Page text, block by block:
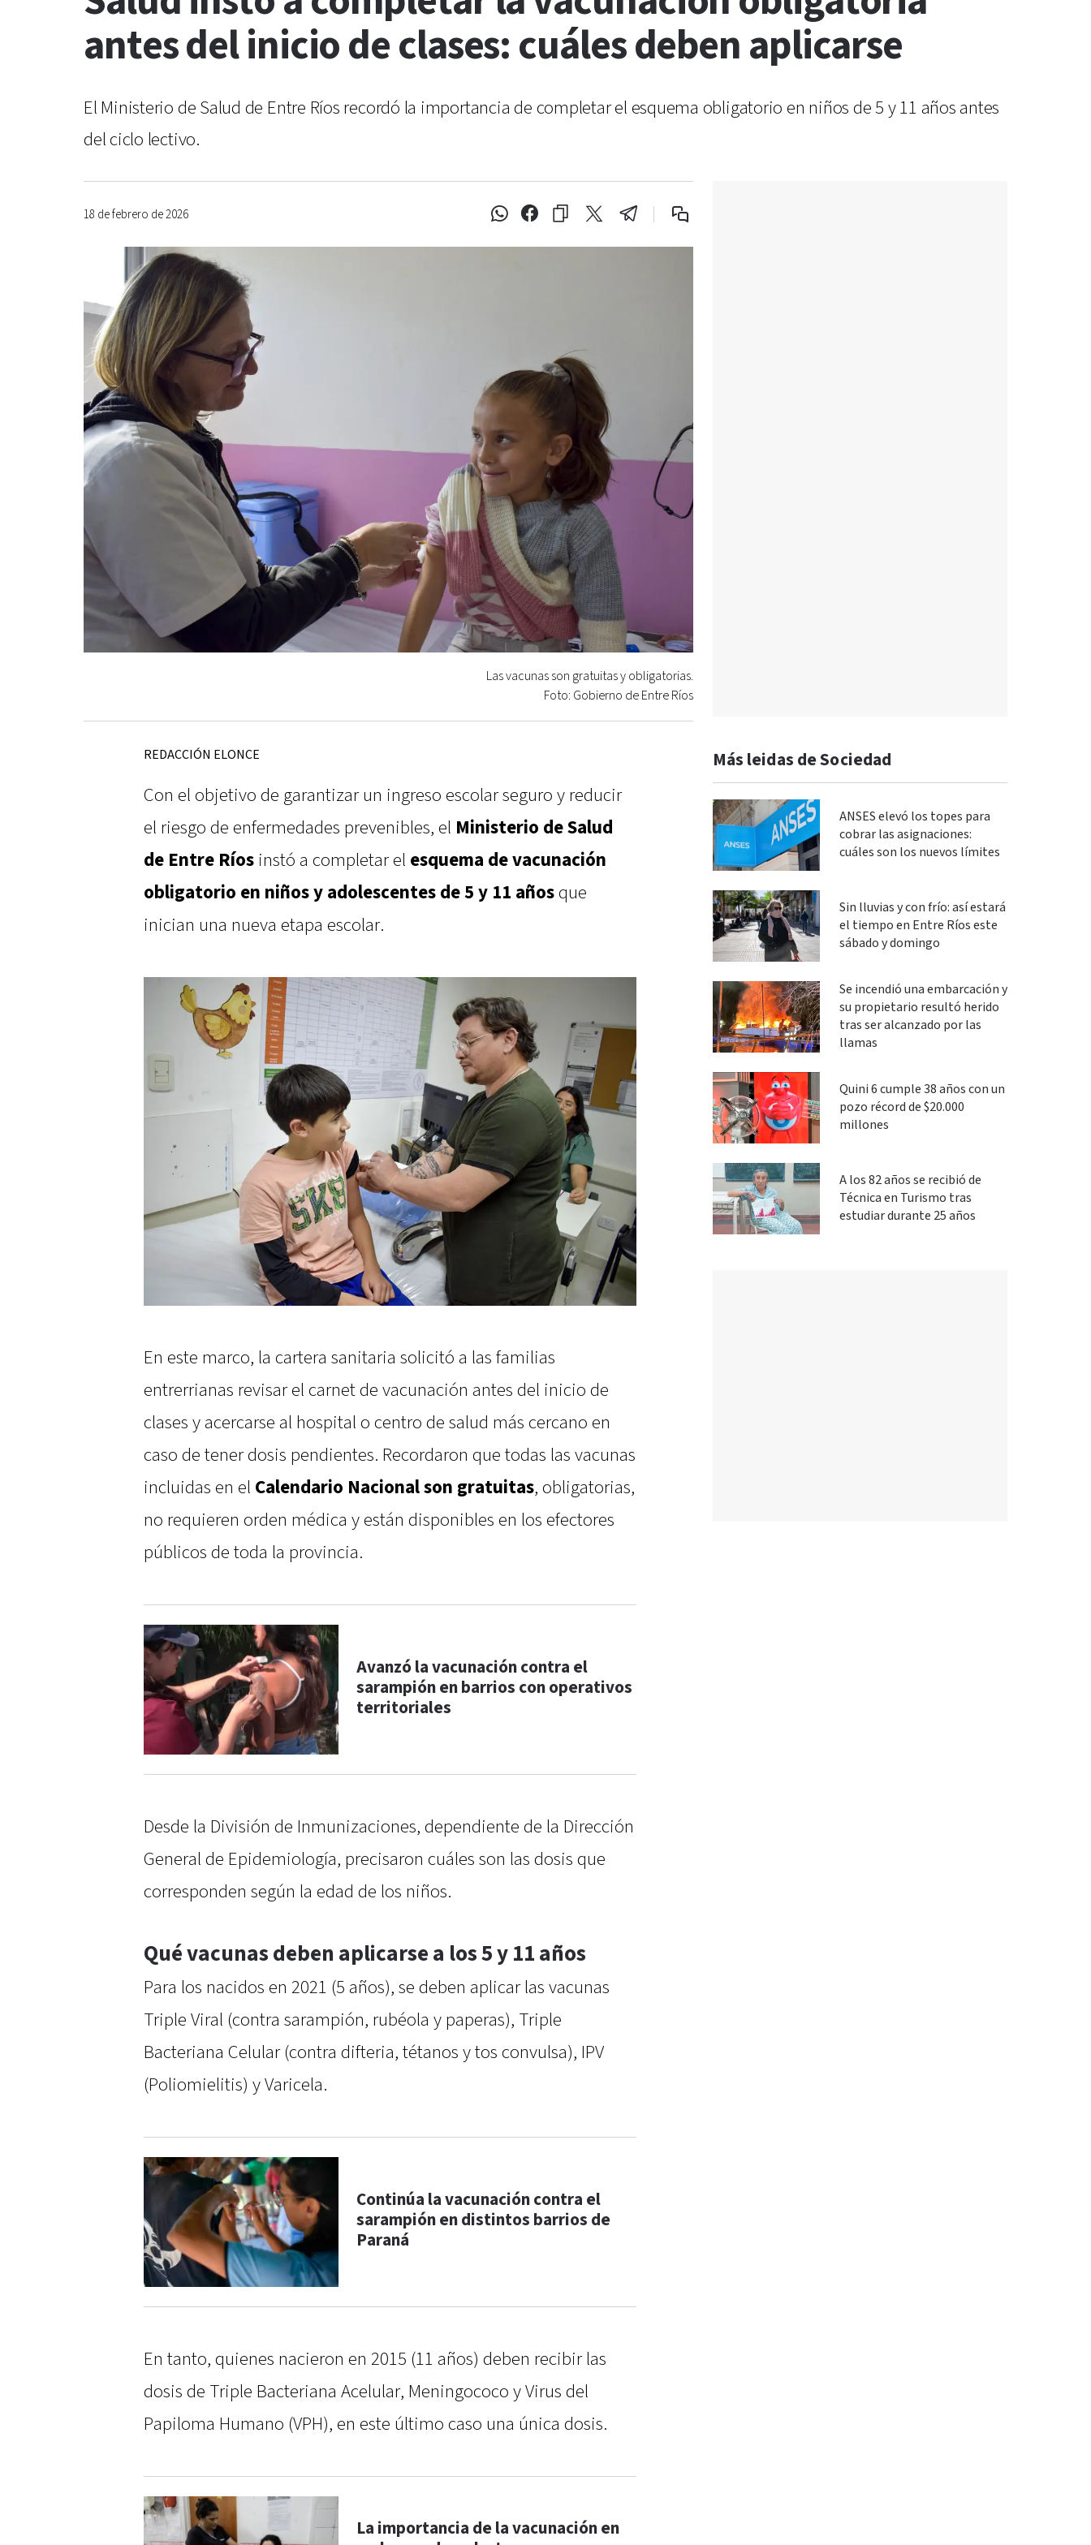
antes del inicio de clases: cuáles deben aplicarse
El Ministerio de Salud de Entre Ríos recordó la importancia de completar el esquema obligatorio en niños de 5 y 11 años antes
del ciclo lectivo.
18 de febrero de 2026
Las vacunas son gratuitas y obligatorias.
Foto: Gobierno de Entre Ríos
REDACCIÓN ELONCE
Con el objetivo de garantizar un ingreso escolar seguro y reducir
el riesgo de enfermedades prevenibles, el Ministerio de Salud
de Entre Ríos instó a completar el esquema de vacunación
obligatorio en niños y adolescentes de 5 y 11 añosque
inician una nueva etapa escolar.
En este marco, la cartera sanitaria solicitó a las familias
entrerrianas revisar el carnet de vacunación antes del inicio de
clases y acercarse al hospital o centro de salud más cercano en
caso de tener dosis pendientes. Recordaron que todas las vacunas
incluidas en el Calendario Nacional son gratuitas, obligatorias,
no requieren orden médica y están disponibles en los efectores
públicos de toda la provincia.
Avanzó la vacunación contra el
sarampión en barrios con operativos
territoriales
Desde la División de Inmunizaciones, dependiente de la Dirección
General de Epidemiología, precisaron cuáles son las dosis que
corresponden según la edad de los niños.
Qué vacunas deben aplicarse a los 5 y 11 años
Para los nacidos en 2021 (5 años), se deben aplicar las vacunas
Triple Viral (contra sarampión, rubéola y paperas), Triple
Bacteriana Celular (contra difteria, tétanos y tos convulsa), IPV
(Poliomielitis) y Varicela.
Continúa la vacunación contra el
sarampión en distintos barrios de
Paraná
En tanto, quienes nacieron en 2015 (11 años) deben recibir las
dosis de Triple Bacteriana Acelular, Meningococo y Virus del
Papiloma Humano (VPH), en este último caso una única dosis.
La importancia de la vacunación en
Más leidas de Sociedad
ANSES elevó los topes para
cobrar las asignaciones:
cuáles son los nuevos límites
Sin lluvias y con frío: así estará
el tiempo en Entre Ríos este
sábado y domingo
Se incendió una embarcación y
su propietario resultó herido
tras ser alcanzado por las
llamas
Quini 6 cumple 38 años con un
pozo récord de $20.000
millones
A los 82 años se recibió de
Técnica en Turismo tras
estudiar durante 25 años